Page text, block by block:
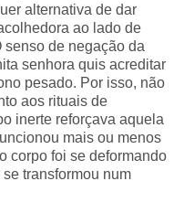
alternativa de dar
ao lado de
senso de negação da
senhora quis acreditar
pesado. Por isso, não
aos rituais de
inerte reforçava aquela
mais ou menos
corpo foi se deformando
transformou num